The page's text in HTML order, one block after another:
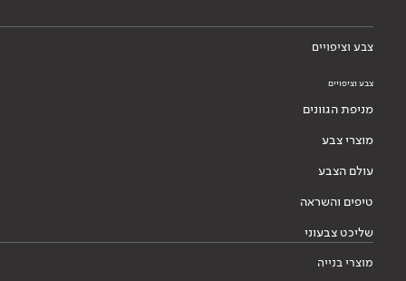
צבע וציפויים
צבע וציפויים
מניפת הגוונים
מוצרי צבע
עולם הצבע
טיפים והשראה
שליכט צבעוני
מוצרי בנייה